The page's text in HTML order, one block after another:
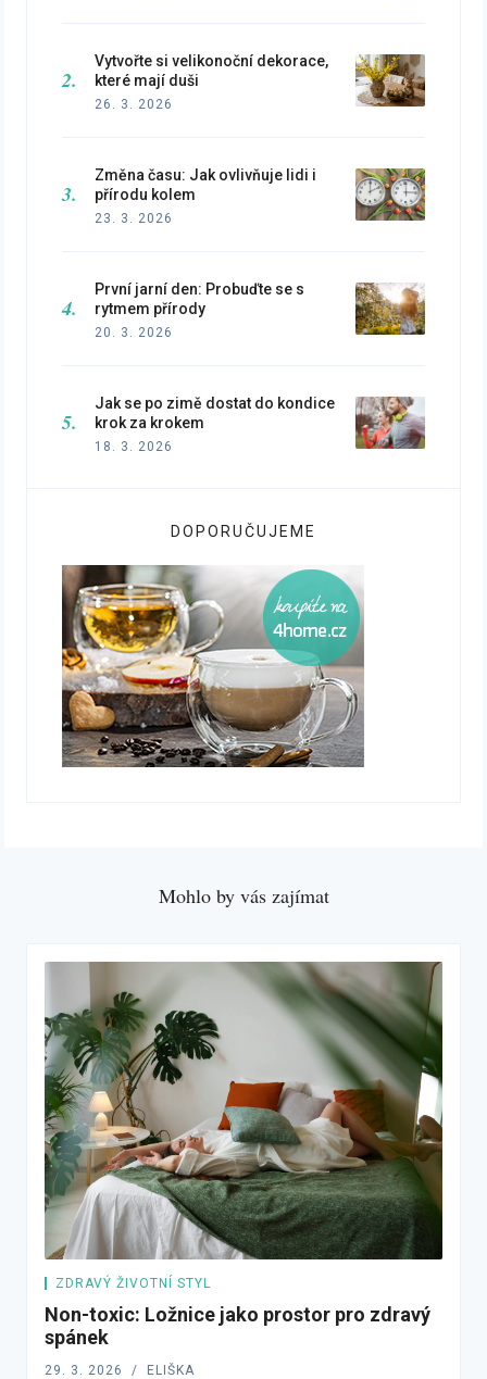
Vytvořte si velikonoční dekorace,
které mají duši
26. 3. 2026
Změna času: Jak ovlivňuje lidi i
přírodu kolem
23. 3. 2026
První jarní den: Probuďte se s
rytmem přírody
20. 3. 2026
Jak se po zimě dostat do kondice
krok za krokem
18. 3. 2026
DOPORUČUJEME
Mohlo by vás zajímat
ZDRAVÝ ŽIVOTNÍ STYL
Non-toxic: Ložnice jako prostor pro zdravý
spánek
29. 3. 2026 ELIŠKA